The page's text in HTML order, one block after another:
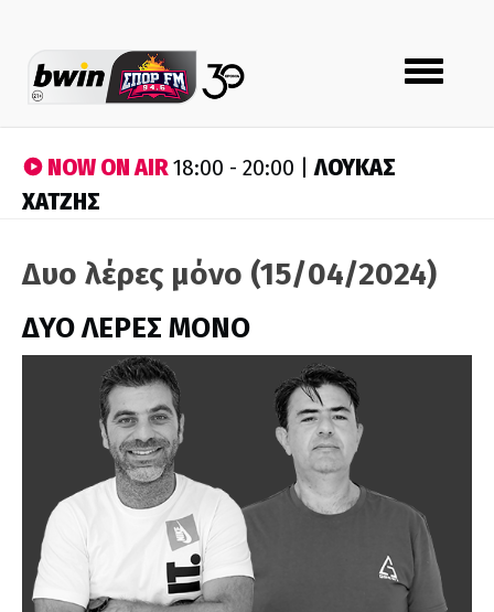
Toggle
navigation
NOW ON AIR18:00 - 20:00 |ΛΟΥΚΑΣ
ΧΑΤΖΗΣ
Δυο λέρες μόνο (15/04/2024)
ΔΥΟ ΛΕΡΕΣ ΜΟΝΟ